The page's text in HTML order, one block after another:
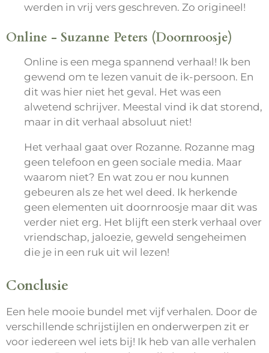
werden in vrij vers geschreven. Zo origineel!
Online - Suzanne Peters (Doornroosje)
Online is een mega spannend verhaal! Ik ben
gewend om te lezen vanuit de ik-persoon. En
dit was hier niet het geval. Het was een
alwetend schrijver. Meestal vind ik dat storend,
maar in dit verhaal absoluut niet!
Het verhaal gaat over Rozanne. Rozanne mag
geen telefoon en geen sociale media. Maar
waarom niet? En wat zou er nou kunnen
gebeuren als ze het wel deed. Ik herkende
geen elementen uit doornroosje maar dit was
verder niet erg. Het blijft een sterk verhaal over
vriendschap, jaloezie, geweld sengeheimen
die je in een ruk uit wil lezen!
Conclusie
Een hele mooie bundel met vijf verhalen. Door de
verschillende schrijstijlen en onderwerpen zit er
voor iedereen wel iets bij! Ik heb van alle verhalen